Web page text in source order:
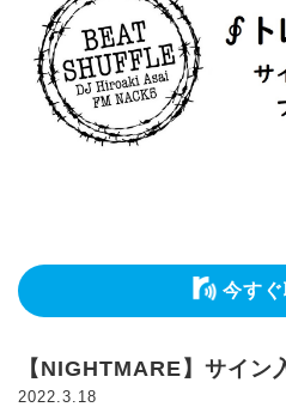
今すぐ
【NIGHTMARE】サイン
2022.3.18